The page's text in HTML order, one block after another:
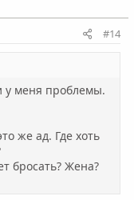
#14
у меня проблемы.
же ад. Где хоть
бросать? Жена?